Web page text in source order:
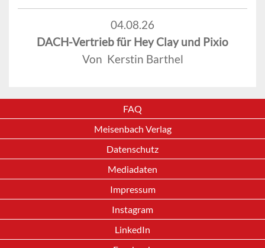
04.08.26
DACH-Vertrieb für Hey Clay und Pixio
Von Kerstin Barthel
FAQ
Meisenbach Verlag
Datenschutz
Mediadaten
Impressum
Instagram
LinkedIn